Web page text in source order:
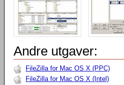
Andre utgaver:
FileZilla for Mac OS X (PPC)
FileZilla for Mac OS X (Intel)